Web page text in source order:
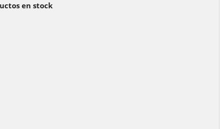
en stock